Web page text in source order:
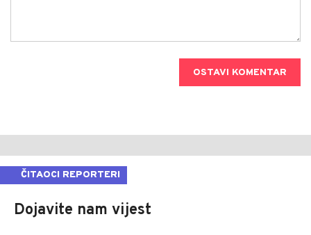
OSTAVI KOMENTAR
ČITAOCI REPORTERI
Dojavite nam vijest